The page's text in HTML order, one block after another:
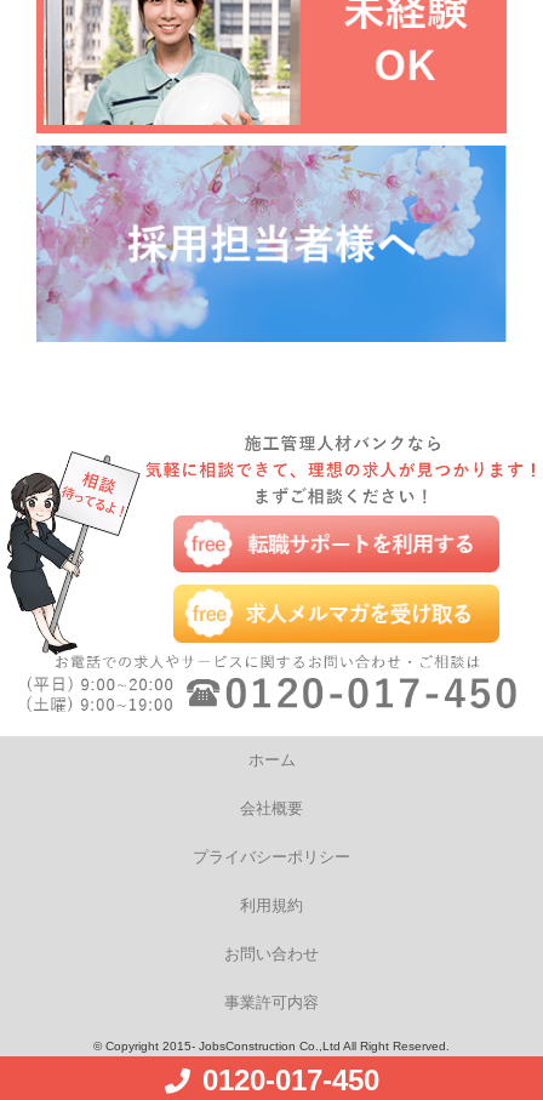
ホーム
会社概要
プライバシーポリシー
利用規約
お問い合わせ
事業許可内容
© Copyright 2015- JobsConstruction Co.,Ltd All Right Reserved.
0120-017-450